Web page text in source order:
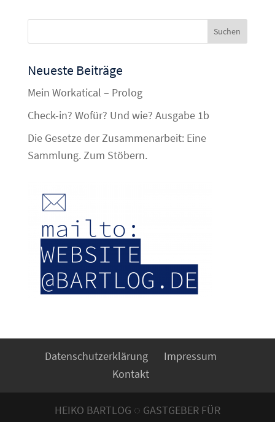
Neueste Beiträge
Mein Workatical – Prolog
Check-in? Wofür? Und wie? Ausgabe 1b
Die Gesetze der Zusammenarbeit: Eine
Sammlung. Zum Stöbern.
Datenschutzerklärung
Impressum
Kontakt
HEIKO BARTLOG ◌ GASTGEBER FÜR